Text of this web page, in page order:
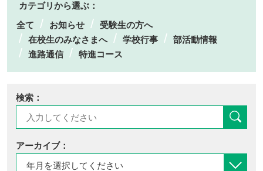
カテゴリから選ぶ：
全て
お知らせ
受験生の方へ
在校生のみなさまへ
学校行事
部活動情報
進路通信
特進コース
検索：
アーカイブ：